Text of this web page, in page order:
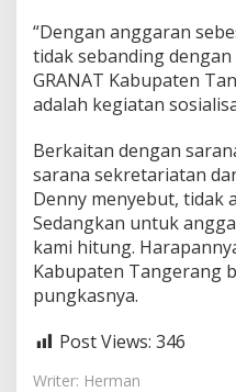
“Dengan anggaran
tidak sebanding
GRANAT Kabupaten
adalah kegiatan
Berkaitan dengan
sarana sekretariatan
Denny menyebut, tidak
Sedangkan untuk
kami hitung.
Kabupaten Tangerang
pungkasnya.
Post Views: 346
Writer: Herman